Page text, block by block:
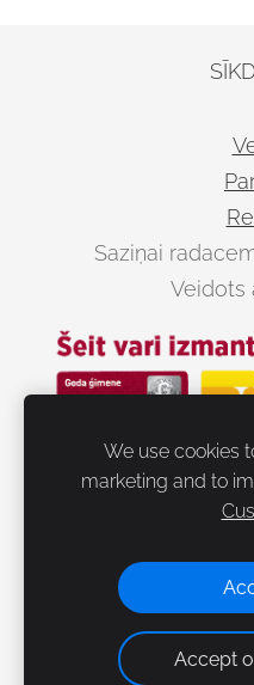
Saziņai
Veidots
We use cookies
marketing and to
Accept